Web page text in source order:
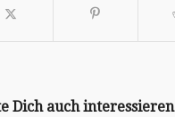
Dich auch interessieren